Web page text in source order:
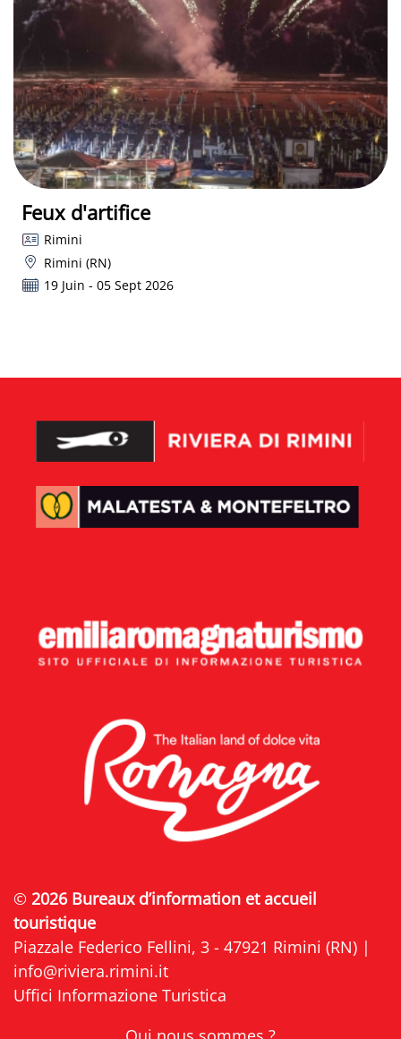
Feux d'artifice
Rimini
Rimini (RN)
19 Juin - 05 Sept 2026
© 2026 Bureaux d’information et accueil
touristique
Piazzale Federico Fellini, 3 - 47921 Rimini (RN) |
info@riviera.rimini.it
Uffici Informazione Turistica